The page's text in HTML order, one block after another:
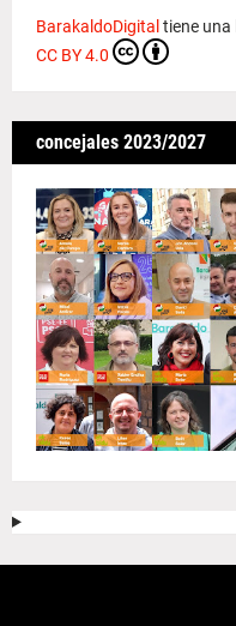
BarakaldoDigital tiene una
CC BY 4.0
concejales 2023/2027